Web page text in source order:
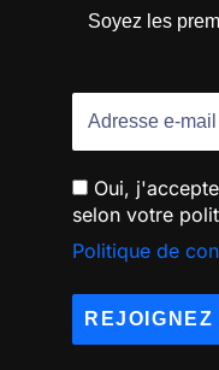
Soyez les
Oui,
selon votre
Politique de